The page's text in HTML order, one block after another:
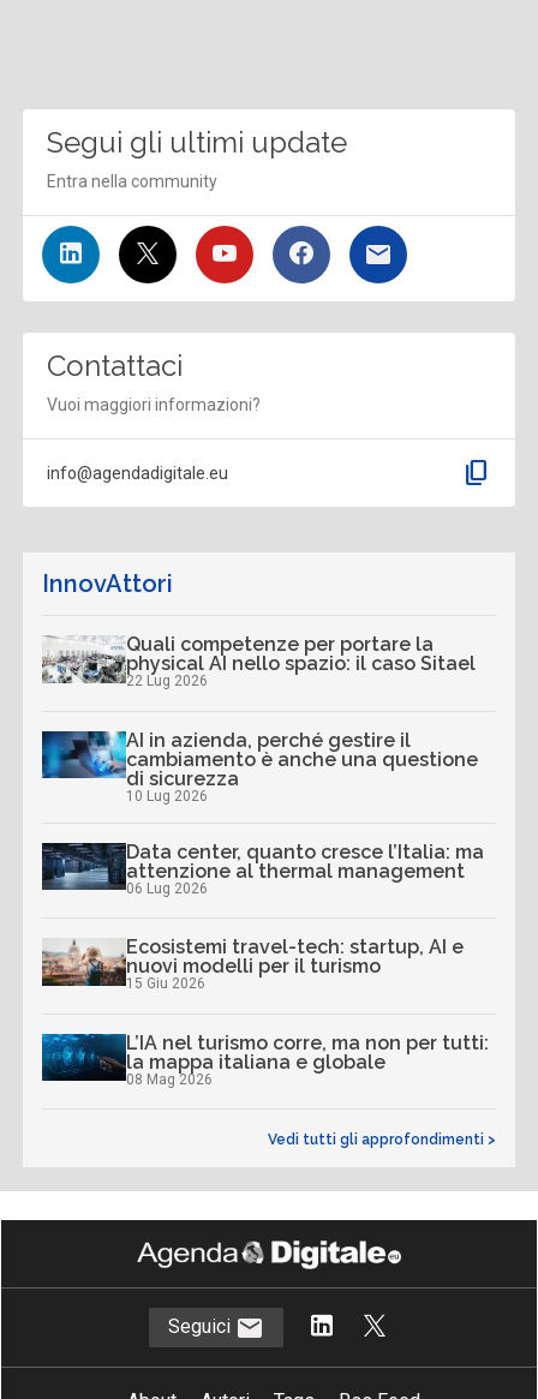
Segui gli ultimi update
Entra nella community
Contattaci
Vuoi maggiori informazioni?
info@agendadigitale.eu content_copy
InnovAttori
Quali competenze per portare la
physical AI nello spazio: il caso Sitael
22 Lug 2026
AI in azienda, perché gestire il
cambiamento è anche una questione
di sicurezza
10 Lug 2026
Data center, quanto cresce l’Italia: ma
attenzione al thermal management
06 Lug 2026
Ecosistemi travel-tech: startup, AI e
nuovi modelli per il turismo
15 Giu 2026
L’IA nel turismo corre, ma non per tutti:
la mappa italiana e globale
08 Mag 2026
Vedi tutti gli approfondimenti >
Seguici